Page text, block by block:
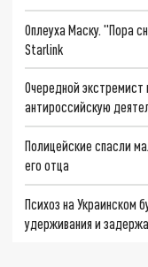
Оплеуха Маску. "Пора
Starlink
Очередной
антироссийскую
Полицейские спасли
его отца
Психоз на Украинском
удерживания и